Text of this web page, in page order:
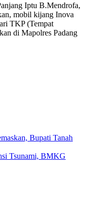
Iptu B.Mendrofa,
mobil kijang Inova
TKP (Tempat
di Mapolres Padang
Bupati Tanah
Tsunami, BMKG